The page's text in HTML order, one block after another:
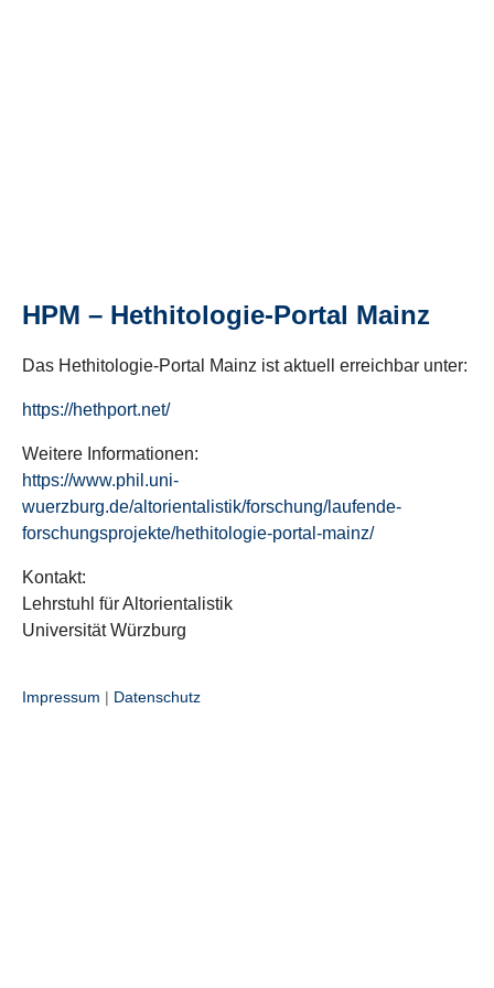
HPM – Hethitologie-Portal Mainz
Das Hethitologie-Portal Mainz ist aktuell erreichbar unter:
https://hethport.net/
Weitere Informationen:
https://www.phil.uni-
wuerzburg.de/altorientalistik/forschung/laufende-
forschungsprojekte/hethitologie-portal-mainz/
Kontakt:
Lehrstuhl für Altorientalistik
Universität Würzburg
Impressum | Datenschutz